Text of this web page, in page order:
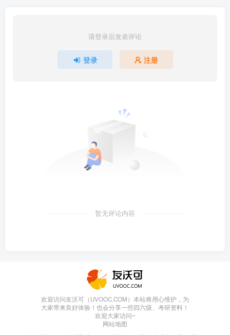
请登录后发表评论
登录 注册
暂无评论内容
欢迎访问友沃可（UVOOC.COM）本站将用心维护，为
大家带来良好体验！也会分享一些四六级、考研资料！
欢迎大家访问~
网站地图